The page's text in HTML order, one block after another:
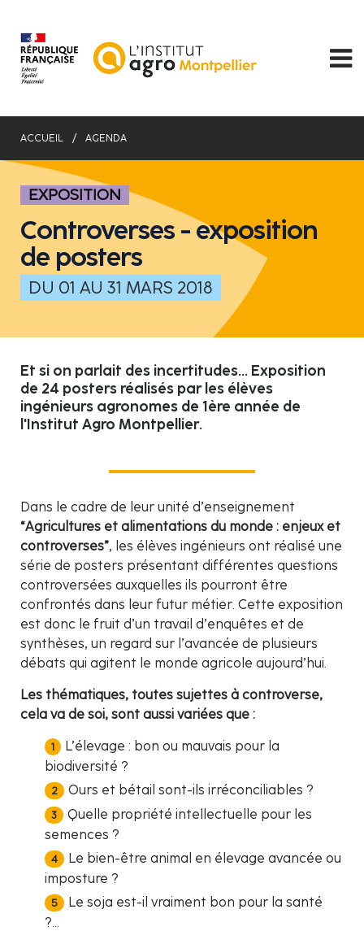
contenu
principal
ACCUEIL AGENDA
EXPOSITION
Controverses - exposition
de posters
DU 01 AU 31 MARS 2018
Et si on parlait des incertitudes... Exposition
de 24 posters réalisés par les élèves
ingénieurs agronomes de 1ère année de
l'Institut Agro Montpellier.
Dans le cadre de leur unité d’enseignement
“Agricultures et alimentations du monde : enjeux et
controverses”, les élèves ingénieurs ont réalisé une
série de posters présentant différentes questions
controversées auxquelles ils pourront être
confrontés dans leur futur métier. Cette exposition
est donc le fruit d’un travail d’enquêtes et de
synthèses, un regard sur l’avancée de plusieurs
débats qui agitent le monde agricole aujourd’hui.
Les thématiques, toutes sujettes à controverse,
cela va de soi, sont aussi variées que :
L’élevage : bon ou mauvais pour la
biodiversité ?
Ours et bétail sont-ils irréconciliables ?
Quelle propriété intellectuelle pour les
semences ?
Le bien-être animal en élevage avancée ou
imposture ?
Le soja est-il vraiment bon pour la santé
?...